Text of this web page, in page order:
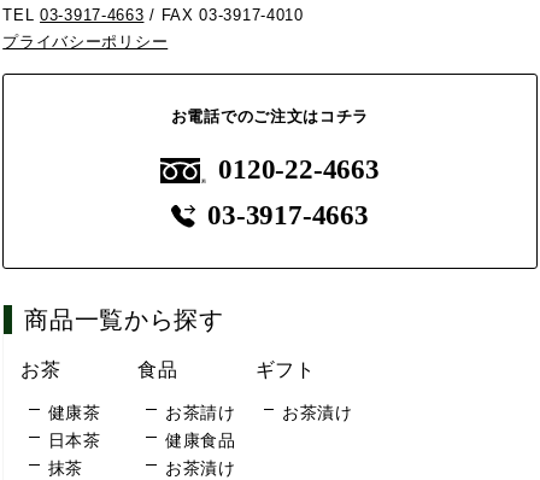
TEL03-3917-4663 / FAX 03-3917-4010
プライバシーポリシー
お電話でのご注文はコチラ
0120-22-4663
03-3917-4663
商品一覧から探す
お茶
健康茶
日本茶
抹茶
食品
お茶請け
健康食品
お茶漬け
ギフト
お茶漬け